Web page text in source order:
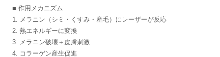
■ 作用メカニズム
1. メラニン（シミ・くすみ・産毛）にレーザーが反応
2. 熱エネルギーに変換
3. メラニン破壊＋皮膚刺激
4. コラーゲン産生促進